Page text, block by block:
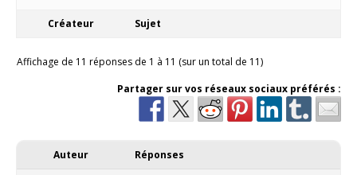
Créateur Sujet
Affichage de 11 réponses de 1 à 11 (sur un total de 11)
Partager sur vos réseaux sociaux préférés :
Auteur Réponses